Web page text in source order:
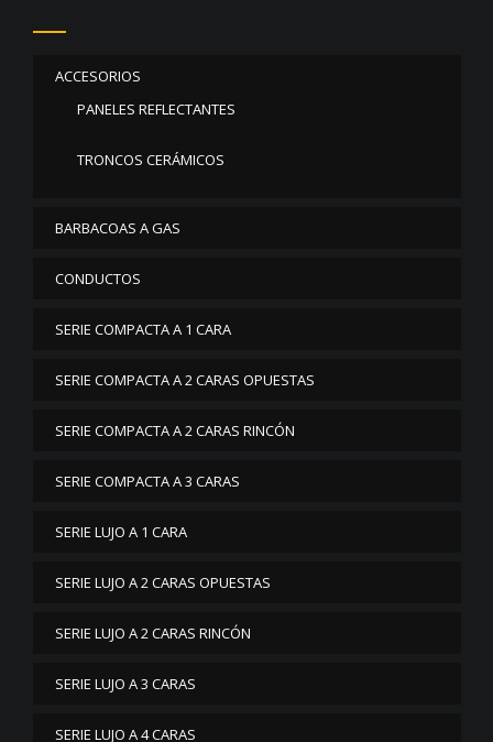
ACCESORIOS
PANELES REFLECTANTES
TRONCOS CERÁMICOS
BARBACOAS A GAS
CONDUCTOS
SERIE COMPACTA A 1 CARA
SERIE COMPACTA A 2 CARAS OPUESTAS
SERIE COMPACTA A 2 CARAS RINCÓN
SERIE COMPACTA A 3 CARAS
SERIE LUJO A 1 CARA
SERIE LUJO A 2 CARAS OPUESTAS
SERIE LUJO A 2 CARAS RINCÓN
SERIE LUJO A 3 CARAS
SERIE LUJO A 4 CARAS